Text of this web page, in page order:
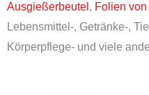
Ausgießerbeutel , Folien
Lebensmittel-, Getränke-,
Körperpflege- und viele